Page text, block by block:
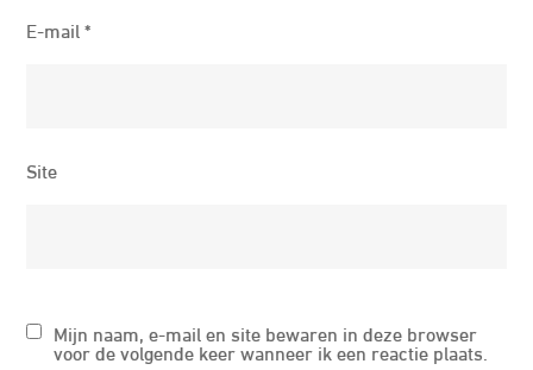
E-mail*
Site
Mijn naam, e-mail en site bewaren in deze browser
voor de volgende keer wanneer ik een reactie plaats.